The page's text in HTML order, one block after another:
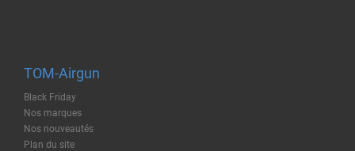
TOM-Airgun
Black Friday
Nos marques
Nos nouveautés
Plan du site